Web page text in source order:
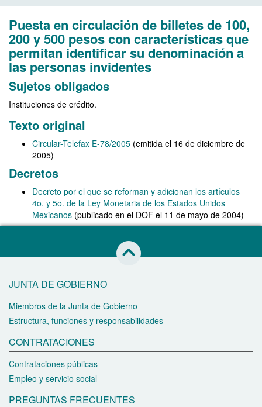
Puesta en circulación de billetes de 100,
200 y 500 pesos con características que
permitan identificar su denominación a
las personas invidentes
Sujetos obligados
Instituciones de crédito.
Texto original
Circular-Telefax E-78/2005 (emitida el 16 de diciembre de
2005)
Decretos
Decreto por el que se reforman y adicionan los artículos
4o. y 5o. de la Ley Monetaria de los Estados Unidos
Mexicanos (publicado en el DOF el 11 de mayo de 2004)
JUNTA DE GOBIERNO
Miembros de la Junta de Gobierno
Estructura, funciones y responsabilidades
CONTRATACIONES
Contrataciones públicas
Empleo y servicio social
PREGUNTAS FRECUENTES